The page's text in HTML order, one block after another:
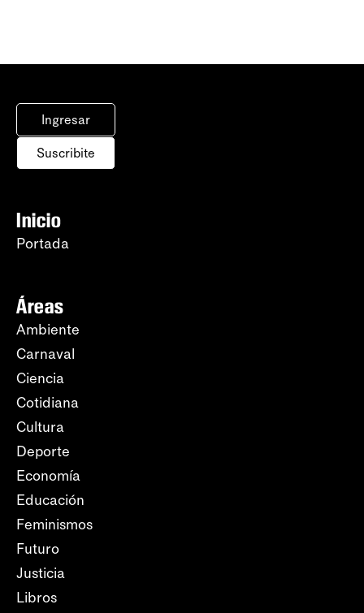
Ingresar
Suscribite
Inicio
Portada
Áreas
Ambiente
Carnaval
Ciencia
Cotidiana
Cultura
Deporte
Economía
Educación
Feminismos
Futuro
Justicia
Libros